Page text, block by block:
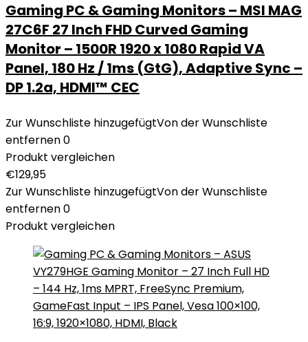
Gaming PC & Gaming Monitors – MSI MAG
27C6F 27 Inch FHD Curved Gaming
Monitor – 1500R 1920 x 1080 Rapid VA
Panel, 180 Hz / 1ms (GtG), Adaptive Sync –
DP 1.2a, HDMI™ CEC
Zur Wunschliste hinzugefügtVon der Wunschliste
entfernen0
Produkt vergleichen
€129,95
Zur Wunschliste hinzugefügtVon der Wunschliste
entfernen0
Produkt vergleichen